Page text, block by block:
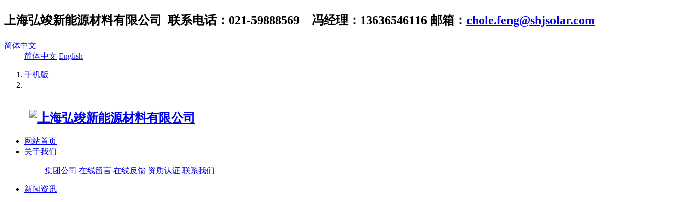
上海弘竣新能源材料有限公司 联系电话：021-59888569 冯经理：13636546116 邮箱： chole.feng@shjsolar.com
简体中文
简体中文 English
手机版
|
网站首页
关于我们
集团公司 在线留言 在线反馈 资质认证 联系我们
新闻资讯